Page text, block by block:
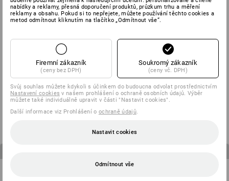
PÁNSKÁ SADA: Kalhoty do
pasu + šortky e.s.motion
od
3 425,51 Kč
DĚTSKÁ SADA: Kalhoty pasu +
Šortky e.s.motion
od
1 628,66 Kč
(vč. DPH)
nabídky a reklamy, přesná doporučení produktů, průzkum trhu a měření
reklamy a obsahu. Pokud si to nepřejete, můžete používání těchto cookies a
metod odmítnout kliknutím na tlačítko „Odmítnout vše“.
Firemní zákazník
(ceny bez DPH)
Soukromý zákazník
(ceny vč. DPH)
Svůj souhlas můžete kdykoli s účinkem do budoucna odvolat prostřednictvím
Nastavení cookies v našem prohlášení o ochraně osobních údajů. Výběr
můžete také individuálně upravit v části "Nastavit cookies".
Další informace viz Prohlášení o ochraně údajů.
Nastavit cookies
Odmítnout vše